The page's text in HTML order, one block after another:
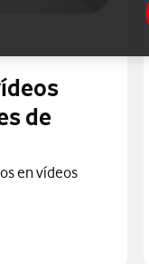
de
en vídeos
y